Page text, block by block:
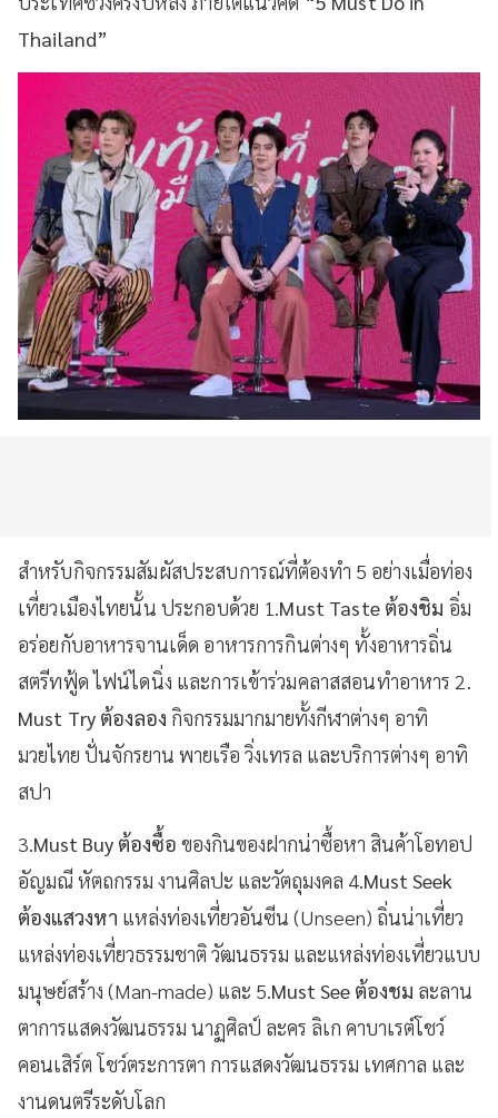
Thailand”
สำหรับกิจกรรมสัมผัสประสบการณ์ที่ต้องทำ 5 อย่างเมื่อท่อง
เที่ยวเมืองไทยนั้น ประกอบด้วย 1.Must Taste ต้องชิม อิ่ม
อร่อยกับอาหารจานเด็ด อาหารการกินต่างๆ ทั้งอาหารถิ่น
สตรีทฟู้ด ไฟน์ไดนิ่ง และการเข้าร่วมคลาสสอนทำอาหาร 2.
Must Try ต้องลอง กิจกรรมมากมายทั้งกีฬาต่างๆ อาทิ
มวยไทย ปั่นจักรยาน พายเรือ วิ่งเทรล และบริการต่างๆ อาทิ
สปา
3.Must Buy ต้องซื้อ ของกินของฝากน่าซื้อหา สินค้าโอทอป
อัญมณี หัตถกรรม งานศิลปะ และวัตถุมงคล 4.Must Seek
ต้องแสวงหา แหล่งท่องเที่ยวอันซีน (Unseen) ถิ่นน่าเที่ยว
แหล่งท่องเที่ยวธรรมชาติ วัฒนธรรม และแหล่งท่องเที่ยวแบบ
มนุษย์สร้าง (Man-made) และ 5.Must See ต้องชม ละลาน
ตาการแสดงวัฒนธรรม นาฏศิลป์ ละคร ลิเก คาบาเรต์โชว์
คอนเสิร์ต โชว์ตระการตา การแสดงวัฒนธรรม เทศกาล และ
งานดนตรีระดับโลก